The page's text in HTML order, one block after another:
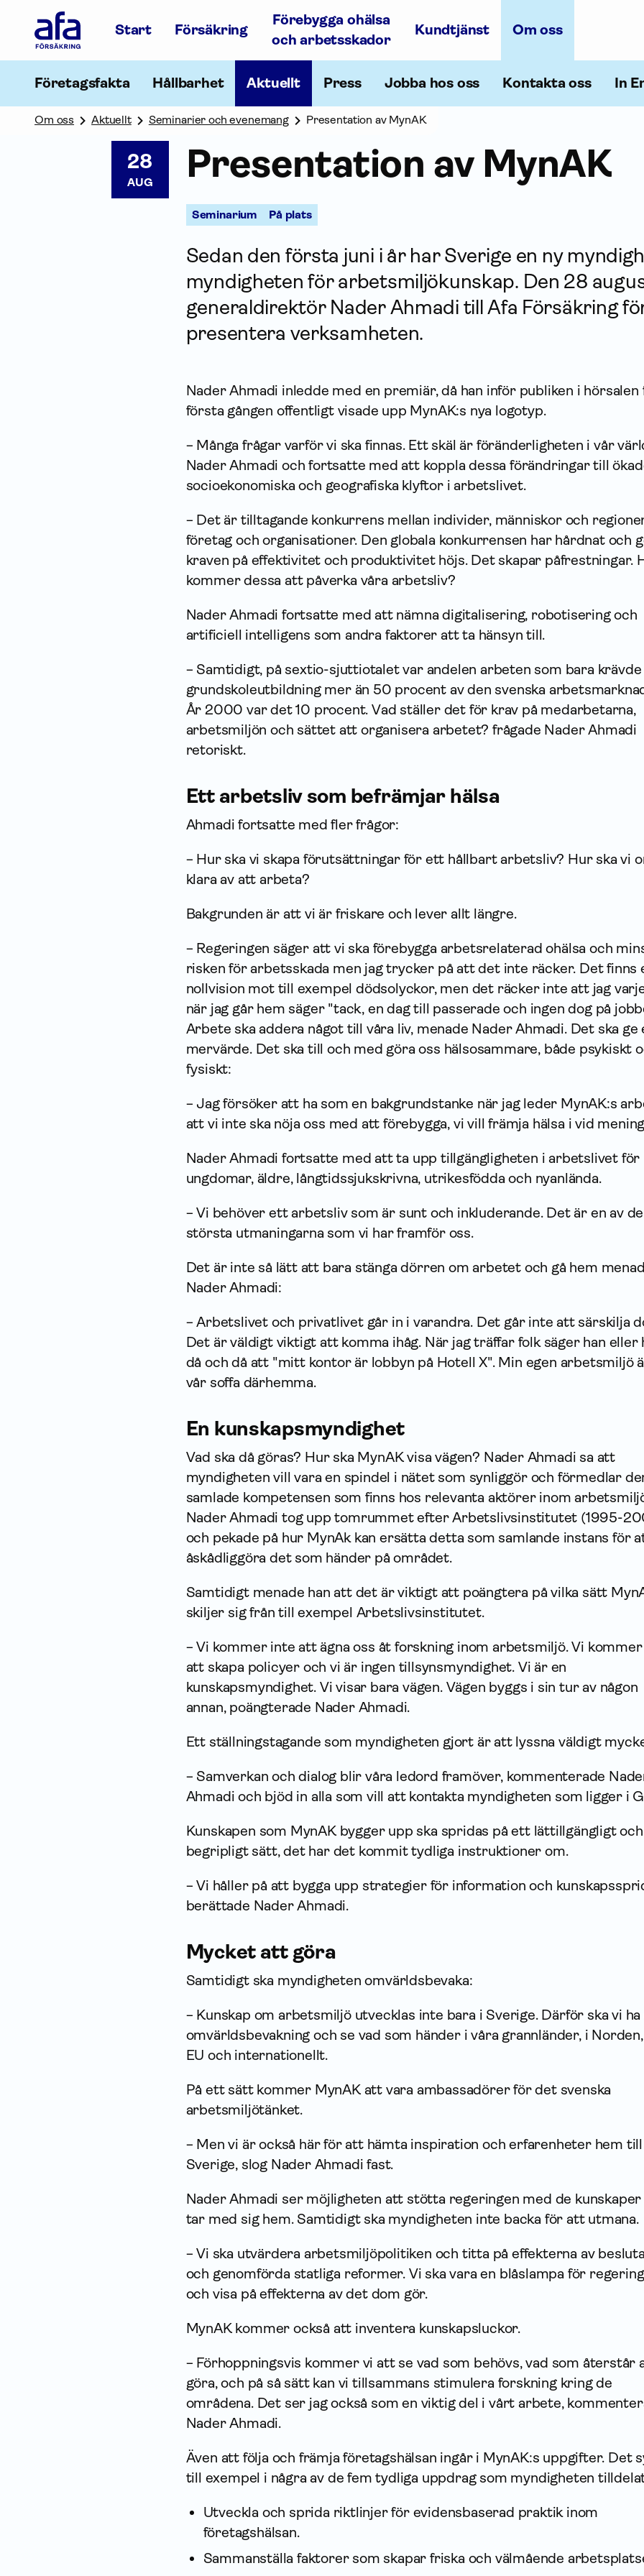
Försäkring
Gå
startsidan
Start Försäkring
Förebygga ohälsa
och arbetsskador
Kundtjänst Om oss
Företagsfakta Hållbarhet Aktuellt Press Jobba hos oss Kontakta oss In
Om oss Aktuellt Seminarier och evenemang Presentation av MynAK
28
AUG Presentation av MynAK
Seminarium På plats
Sedan den första juni i år har Sverige en ny
myndigheten för arbetsmiljökunskap. Den 28
generaldirektör Nader Ahmadi till Afa För­säkring
presentera verksamheten.
Nader Ahmadi inledde med en premiär, då han inför publiken i hörsalen
första gången offentligt visade upp MynAK:s nya logotyp.
− Många frågar varför vi ska finnas. Ett skäl är föränderligheten i vår
Nader Ahmadi och fortsatte med att koppla dessa förändringar till
socioekonomiska och geografiska klyftor i arbetslivet.
− Det är tilltagande konkurrens mellan individer, människor och
företag och organisationer. Den globala konkurrensen har hårdnat och
kraven på effektivitet och produktivitet höjs. Det skapar påfrestningar.
kommer dessa att påverka våra arbetsliv?
Nader Ahmadi fortsatte med att nämna digitalisering, robotisering och
artificiell intelligens som andra faktorer att ta hänsyn till.
− Samtidigt, på sextio-sjuttiotalet var andelen arbeten som bara krävde
grundskoleutbildning mer än 50 procent av den svenska
År 2000 var det 10 procent. Vad ställer det för krav på medarbetarna,
arbetsmiljön och sättet att organisera arbetet? frågade Nader Ahmadi
retoriskt.
Ett arbetsliv som befrämjar hälsa
Ahmadi fortsatte med fler frågor:
− Hur ska vi skapa förutsättningar för ett hållbart arbetsliv? Hur ska vi
klara av att arbeta?
Bakgrunden är att vi är friskare och lever allt längre.
− Regeringen säger att vi ska förebygga arbetsrelaterad ohälsa och
risken för arbetsskada men jag trycker på att det inte räcker. Det finns
nollvision mot till exempel dödsolyckor, men det räcker inte att jag
när jag går hem säger "tack, en dag till passerade och ingen dog på
Arbete ska addera något till våra liv, menade Nader Ahmadi. Det ska ge
mervärde. Det ska till och med göra oss hälsosammare, både psykiskt
fysiskt:
− Jag försöker att ha som en bakgrundstanke när jag leder MynAK:s
att vi inte ska nöja oss med att förebygga, vi vill främja hälsa i vid
Nader Ahmadi fortsatte med att ta upp tillgängligheten i arbetslivet för
ungdomar, äldre, långtidssjukskrivna, utrikesfödda och nyanlända.
− Vi behöver ett arbetsliv som är sunt och inkluderande. Det är en av de
största utmaningarna som vi har framför oss.
Det är inte så lätt att bara stänga dörren om arbetet och gå hem
Nader Ahmadi:
− Arbetslivet och privatlivet går in i varandra. Det går inte att särskilja
Det är väldigt viktigt att komma ihåg. När jag träffar folk säger han eller
då och då att "mitt kontor är lobbyn på Hotell X". Min egen arbetsmiljö
vår soffa därhemma.
En kunskapsmyndighet
Vad ska då göras? Hur ska MynAK visa vägen? Nader Ahmadi sa att
myndigheten vill vara en spindel i nätet som synliggör och förmedlar
samlade kompetensen som finns hos relevanta aktörer inom
Nader Ahmadi tog upp tomrummet efter Arbetslivsinstitutet (1995-
och pekade på hur MynAk kan ersätta detta som samlande instans för
åskådliggöra det som händer på området.
Samtidigt menade han att det är viktigt att poängtera på vilka sätt
skiljer sig från till exempel Arbetslivsinstitutet.
− Vi kommer inte att ägna oss åt forskning inom arbetsmiljö. Vi
att skapa policyer och vi är ingen tillsynsmyndighet. Vi är en
kunskapsmyndighet. Vi visar bara vägen. Vägen byggs i sin tur av någon
annan, poängterade Nader Ahmadi.
Ett ställningstagande som myndigheten gjort är att lyssna väldigt
− Samverkan och dialog blir våra ledord framöver, kommenterade
Ahmadi och bjöd in alla som vill att kontakta myndigheten som ligger i
Kunskapen som MynAK bygger upp ska spridas på ett lättillgängligt och
begripligt sätt, det har det kommit tydliga instruktioner om.
− Vi håller på att bygga upp strategier för infor­mation och
berättade Nader Ahmadi.
Mycket att göra
Samtidigt ska myndigheten omvärldsbevaka:
− Kunskap om arbetsmiljö utvecklas inte bara i Sverige. Därför ska vi ha
omvärlds­bevakning och se vad som händer i våra grannländer, i
EU och internationellt.
På ett sätt kommer MynAK att vara ambassadörer för det svenska
arbetsmiljötänket.
− Men vi är också här för att hämta inspiration och erfaren­heter hem till
Sverige, slog Nader Ahmadi fast.
Nader Ahmadi ser möjligheten att stötta regeringen med de kun­skaper
tar med sig hem. Samtidigt ska myndigheten inte backa för att utmana.
− Vi ska utvärdera arbetsmiljöpolitiken och titta på effekterna av
och genomförda statliga reformer. Vi ska vara en blåslampa för
och visa på effekterna av det dom gör.
MynAK kommer också att inventera kunskapsluckor.
− Förhoppningsvis kommer vi att se vad som behövs, vad som återstår
göra, och på så sätt kan vi tillsammans stimulera forskning kring de
områdena. Det ser jag också som en viktig del i vårt arbete,
Nader Ahmadi.
Även att följa och främja företagshälsan ingår i MynAK:s upp­gifter. Det
till exempel i några av de fem tydliga uppdrag som myndigheten
Utveckla och sprida riktlinjer för evidensbaserad praktik inom
företagshälsan.
Samman­ställa faktorer som skapar friska och välmående